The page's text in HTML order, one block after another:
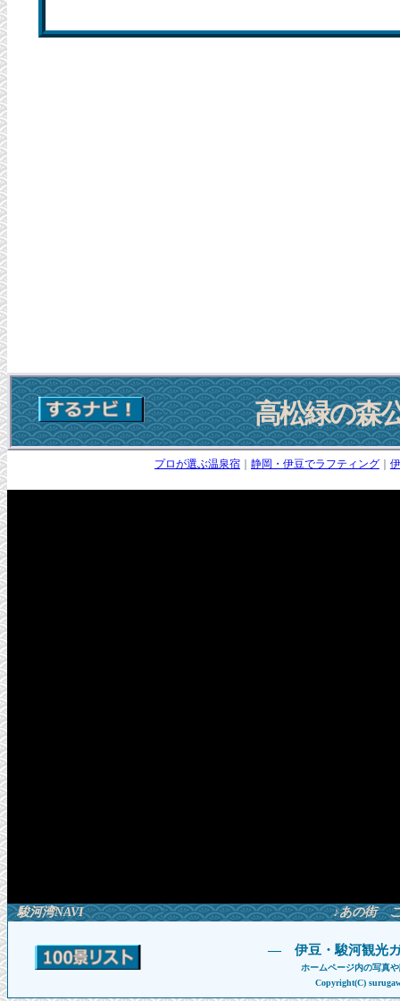
高松緑の森
プロが選ぶ温泉宿 静岡・伊豆でラフティング
駿河湾NAVI ♪あの街
― 伊豆・駿河観光
ホームページ内の写真
Copyright(C)